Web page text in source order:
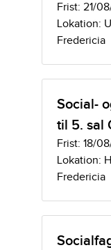
Frist: 21/
Lokation:
Fredericia
Social-
til 5. sal
Frist: 18/
Lokation:
Fredericia